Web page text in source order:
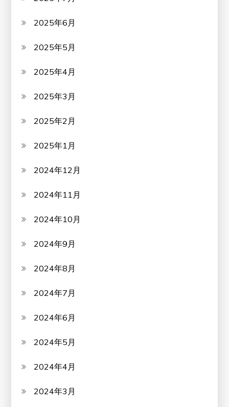
2025年6月
2025年5月
2025年4月
2025年3月
2025年2月
2025年1月
2024年12月
2024年11月
2024年10月
2024年9月
2024年8月
2024年7月
2024年6月
2024年5月
2024年4月
2024年3月